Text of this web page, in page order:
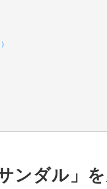
ンダル」